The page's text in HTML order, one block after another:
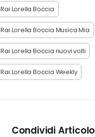
Lorella Boccia
Lorella Boccia Musica Mia
Lorella Boccia nuovi volti
Lorella Boccia Weekly
Condividi Articolo